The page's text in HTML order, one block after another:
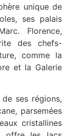
unique de
ses palais
Florence,
des chefs-
comme la
et la Galerie
de ses régions,
parsemées
cristallines